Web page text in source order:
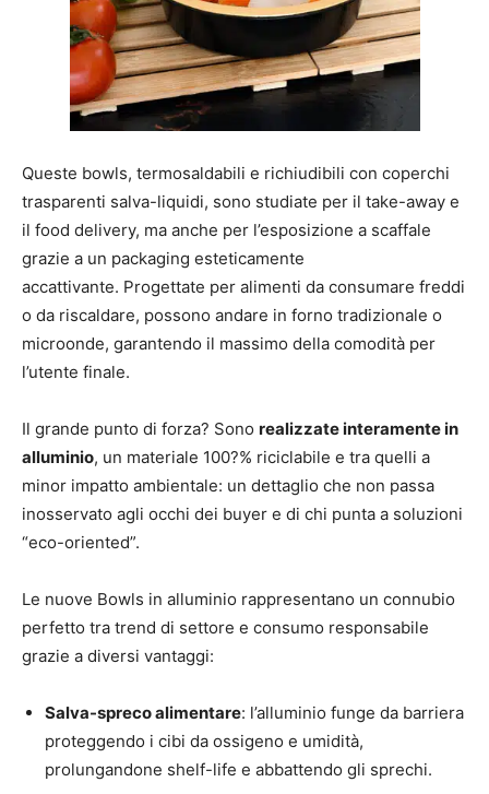
Queste bowls, termosaldabili e richiudibili con coperchi
trasparenti salva-liquidi, sono studiate per il take-away e
il food delivery, ma anche per l’esposizione a scaffale
grazie a un packaging esteticamente
accattivante. Progettate per alimenti da consumare freddi
o da riscaldare, possono andare in forno tradizionale o
microonde, garantendo il massimo della comodità per
l’utente finale.
Il grande punto di forza? Sono realizzate interamente in
alluminio, un materiale 100?% riciclabile e tra quelli a
minor impatto ambientale: un dettaglio che non passa
inosservato agli occhi dei buyer e di chi punta a soluzioni
“eco-oriented”.
Le nuove Bowls in alluminio rappresentano un connubio
perfetto tra trend di settore e consumo responsabile
grazie a diversi vantaggi:
Salva-spreco alimentare: l’alluminio funge da barriera
proteggendo i cibi da ossigeno e umidità,
prolungandone shelf-life e abbattendo gli sprechi.